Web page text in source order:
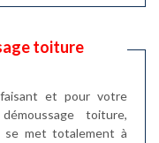
toiture
et pour votre
toiture,
se met totalement à